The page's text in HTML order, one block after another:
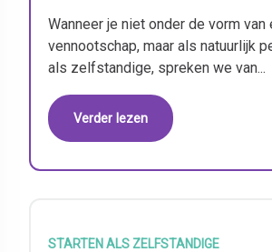
Wanneer je niet onder de vorm van
vennootschap, maar als natuurlijk
als zelfstandige, spreken we van...
Verder lezen
STARTEN ALS ZELFSTANDIGE